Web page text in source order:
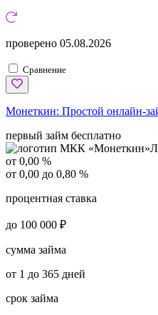
проверено 05.08.2026
Сравнение
Монеткин: Простой онлайн-
первый займ бесплатно
от 0,00 %
от 0,00 до 0,80 %
процентная ставка
до 100 000 ₽
сумма займа
от 1 до 365 дней
срок займа